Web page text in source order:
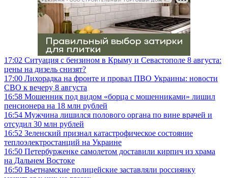
17:02 Ситуация с бензином в Крыму и Севастополе 8 августа:
цены на дизель снизят?
17:00 Лихорадка на фронте и провал ПВО Украины: новости
СВО к вечеру 8 августа
16:58 Мошенник под видом «борца с мошенниками» лишил
пенсионера на 18 млн рублей
16:54 Мужчина лишился полового органа по вине врачей и
отсудил 30 млн рублей
16:52 Зеленский признал катастрофическое состояние
теплоэлектростанций на Украине
16:50 Петербурженке самолетом доставили кирпич из храма
на Дальнем Востоке
16:50 Вьетнамские полицейские заставляли россиянку